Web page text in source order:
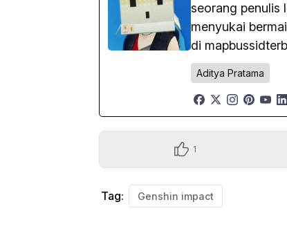
seorang penulis
menyukai
di
Aditya Pratama
1
Tag: Genshin impact